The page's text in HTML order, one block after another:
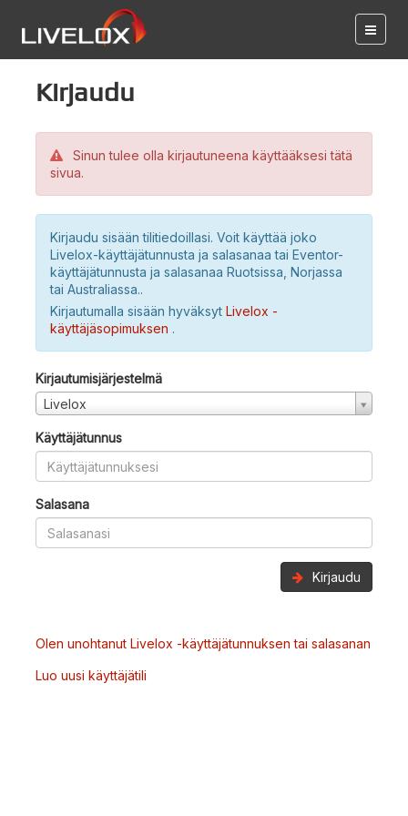
Kirjaudu
Sinun tulee olla kirjautuneena käyttääksesi tätä
sivua.
Kirjaudu sisään tilitiedoillasi. Voit käyttää joko
Livelox-käyttäjätunnusta ja salasanaa tai Eventor-
käyttäjätunnusta ja salasanaa Ruotsissa, Norjassa
tai Australiassa..
Kirjautumalla sisään hyväksyt Livelox -
käyttäjäsopimuksen .
Kirjautumisjärjestelmä
Livelox
Käyttäjätunnus
Salasana
Kirjaudu
Olen unohtanut Livelox -käyttäjätunnuksen tai salasanan
Luo uusi käyttäjätili